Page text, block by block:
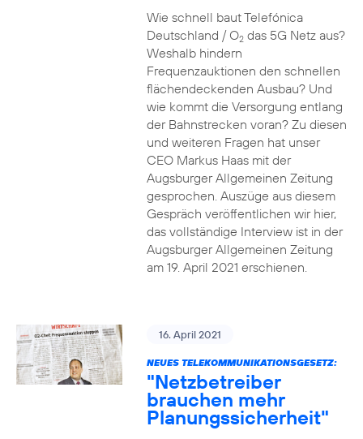
Wie schnell baut Telefónica
Deutschland / O2das 5G Netz aus?
Weshalb hindern
Frequenzauktionen den schnellen
flächendeckenden Ausbau? Und
wie kommt die Versorgung entlang
der Bahnstrecken voran? Zu diesen
und weiteren Fragen hat unser
CEO Markus Haas mit der
Augsburger Allgemeinen Zeitung
gesprochen. Auszüge aus diesem
Gespräch veröffentlichen wir hier,
das vollständige Interview ist in der
Augsburger Allgemeinen Zeitung
am 19. April 2021 erschienen.
16. April 2021
NEUES TELEKOMMUNIKATIONSGESETZ:
"Netzbetreiber
brauchen mehr
Planungssicherheit"